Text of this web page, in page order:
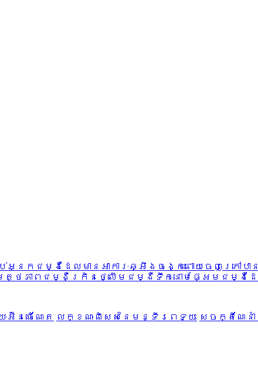
អ្នកជម្ងឺដែលមានអាការៈឆ្អឹងចង្កេះពោយចេញក្រៅប
ត្ថភាព ជម្ងឺក្រិនថ្លើម ជម្ងឺទឹកនោមផ្អែម ជម្ងឺដ
អ៊ីនធើណែត លក្ខណៈពិសេសនៃមន្ទីរពេទ្យ សេចក្តីណែ